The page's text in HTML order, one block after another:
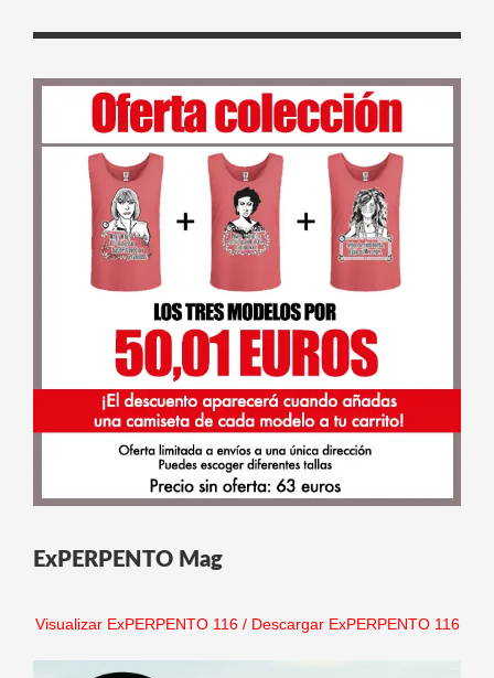
ExPERPENTO Mag
Visualizar ExPERPENTO 116/ Descargar ExPERPENTO 116